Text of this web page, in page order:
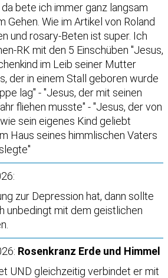
bete ich immer ganz langsam
Gehen. Wie im Artikel von Roland
und rosary-Beten ist super. Ich
RK mit den 5 Einschüben "Jesus,
im Leib seiner Mutter
der in einem Stall geboren wurde
lag" - "Jesus, der mit seinen
fliehen musste" - "Jesus, der von
sein eigenes Kind geliebt
Haus seines himmlischen Vaters
zur Depression hat, dann sollte
unbedingt mit dem geistlichen
Rosenkranz Erde und Himmel
UND gleichzeitig verbindet er mit